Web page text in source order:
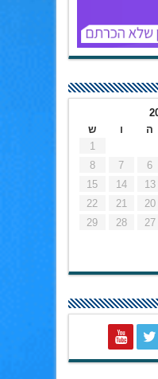
ה ו
ש
1
6
7
8
13
14
15
20
21
22
27
28
29